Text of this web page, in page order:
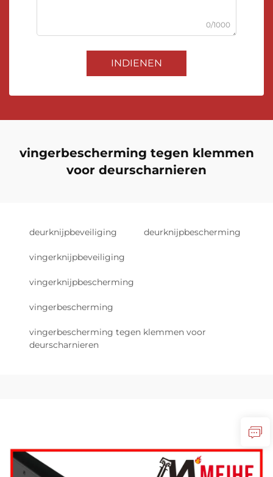
0/1000
INDIENEN
vingerbescherming tegen klemmen
voor deurscharnieren
deurknijpbeveiliging deurknijpbescherming
vingerknijpbeveiliging
vingerknijpbescherming
vingerbescherming
vingerbescherming tegen klemmen voor
deurscharnieren